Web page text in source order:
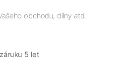
obchodu, dílny atd.
5 let